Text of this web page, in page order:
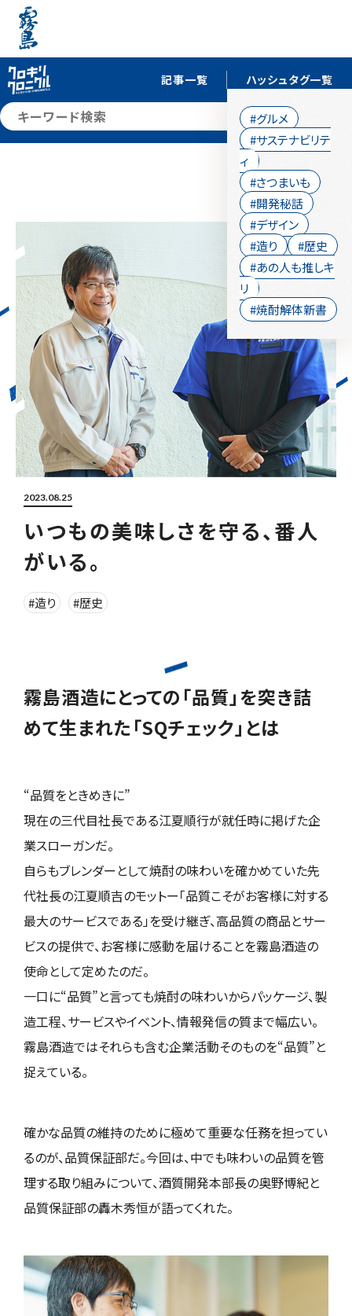
記事一覧 ハッシュタグ一覧
#グルメ
#サステナビリテ
ィ
#さつまいも
#開発秘話
#デザイン
#造り
#歴史
#あの人も推しキ
リ
#焼酎解体新書
2023.08.25
いつもの美味しさを守る、番人
がいる。
#造り #歴史
霧島酒造にとっての「品質」を突き詰
めて生まれた「SQチェック」とは
“品質をときめきに”
現在の三代目社長である江夏順行が就任時に掲げた企
業スローガンだ。
自らもブレンダーとして焼酎の味わいを確かめていた先
代社長の江夏順吉のモットー「品質こそがお客様に対する
最大のサービスである」を受け継ぎ、高品質の商品とサー
ビスの提供で、お客様に感動を届けることを霧島酒造の
使命として定めたのだ。
一口に“品質”と言っても焼酎の味わいからパッケージ、製
造工程、サービスやイベント、情報発信の質まで幅広い。
霧島酒造ではそれらも含む企業活動そのものを“品質”と
捉えている。
確かな品質の維持のために極めて重要な任務を担ってい
るのが、品質保証部だ。今回は、中でも味わいの品質を管
理する取り組みについて、酒質開発本部長の奥野博紀と
品質保証部の轟木秀恒が語ってくれた。